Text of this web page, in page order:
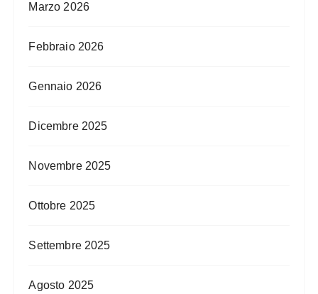
Marzo 2026
Febbraio 2026
Gennaio 2026
Dicembre 2025
Novembre 2025
Ottobre 2025
Settembre 2025
Agosto 2025